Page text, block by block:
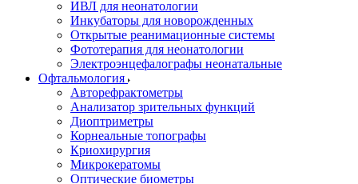
ИВЛ для неонатологии
Инкубаторы для новорожденных
Открытые реанимационные системы
Фототерапия для неонатологии
Электроэнцефалографы неонатальные
Офтальмология
Авторефрактометры
Анализатор зрительных функций
Диоптриметры
Корнеальные топографы
Криохирургия
Микрокератомы
Оптические биометры